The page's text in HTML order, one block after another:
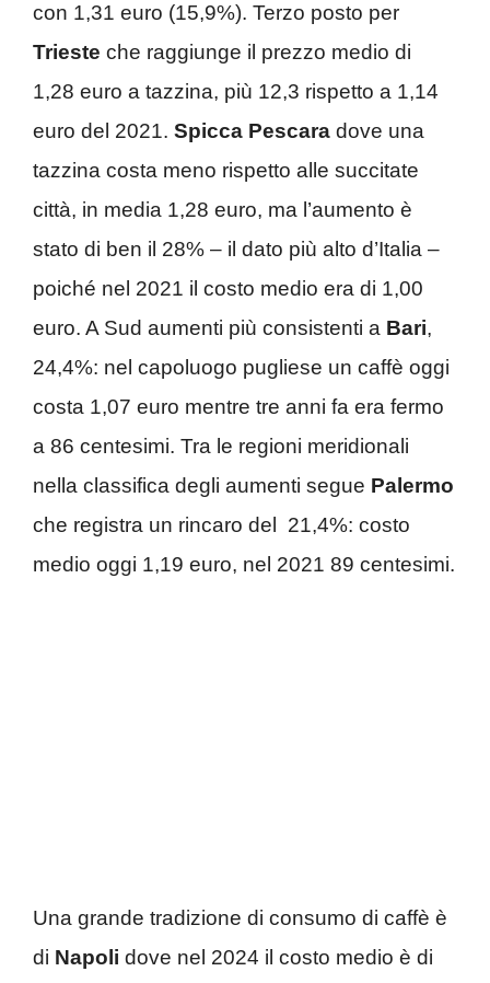
con 1,31 euro (15,9%). Terzo posto per
Trieste che raggiunge il prezzo medio di
1,28 euro a tazzina, più 12,3 rispetto a 1,14
euro del 2021. Spicca Pescara dove una
tazzina costa meno rispetto alle succitate
città, in media 1,28 euro, ma l’aumento è
stato di ben il 28% – il dato più alto d’Italia –
poiché nel 2021 il costo medio era di 1,00
euro. A Sud aumenti più consistenti a Bari,
24,4%: nel capoluogo pugliese un caffè oggi
costa 1,07 euro mentre tre anni fa era fermo
a 86 centesimi. Tra le regioni meridionali
nella classifica degli aumenti segue Palermo
che registra un rincaro del 21,4%: costo
medio oggi 1,19 euro, nel 2021 89 centesimi.
Una grande tradizione di consumo di caffè è
di Napoli dove nel 2024 il costo medio è di